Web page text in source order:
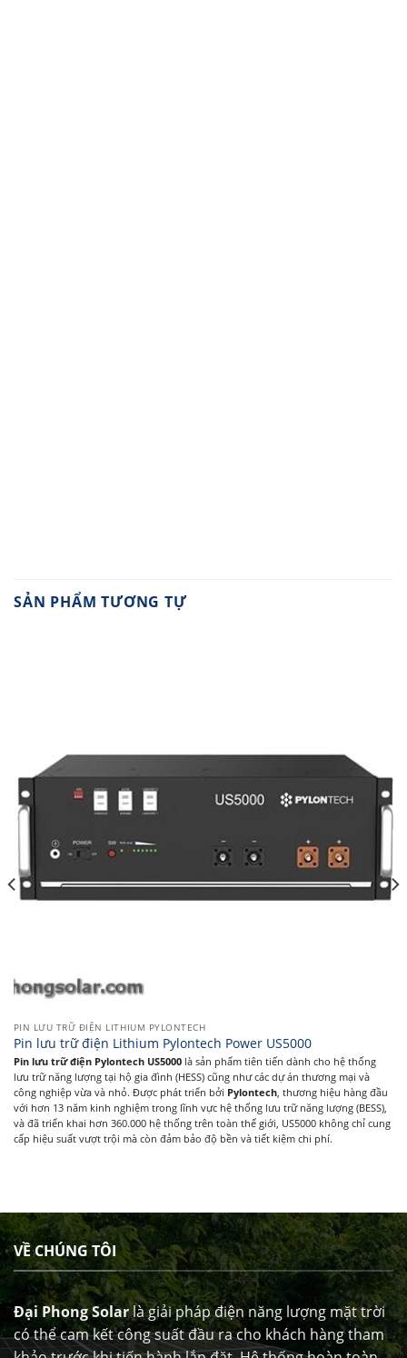
SẢN PHẨM TƯƠNG TỰ
PIN LƯU TRỮ ĐIỆN LITHIUM PYLONTECH
Pin lưu trữ điện Lithium Pylontech Power US5000
Pin lưu trữ điện Pylontech US5000là sản phẩm tiên tiến dành cho hệ thống
lưu trữ năng lượng tại hộ gia đình (HESS) cũng như các dự án thương mại và
công nghiệp vừa và nhỏ. Được phát triển bởi Pylontech, thương hiệu hàng đầu
với hơn 13 năm kinh nghiệm trong lĩnh vực hệ thống lưu trữ năng lượng (BESS),
và đã triển khai hơn 360.000 hệ thống trên toàn thế giới, US5000 không chỉ cung
cấp hiệu suất vượt trội mà còn đảm bảo độ bền và tiết kiệm chi phí.
VỀ CHÚNG TÔI
Đại Phong Solarlà giải pháp điện năng lượng mặt trời
có thể cam kết công suất đầu ra cho khách hàng tham